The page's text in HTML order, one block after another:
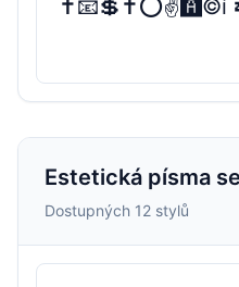
✝️📧💲✝️⭕✌️🅰️©️í
Estetická písma
Dostupných 12 stylů